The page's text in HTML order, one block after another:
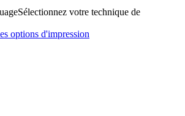
Sélectionnez votre technique de
options d'impression